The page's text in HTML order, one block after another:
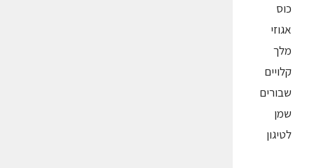
כוס
אגוזי
מלך
קלויים
שבורים
שמן
לטיגון